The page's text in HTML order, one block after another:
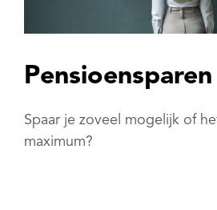
Pensioensparen
Spaar je zoveel mogelijk of
maximum?